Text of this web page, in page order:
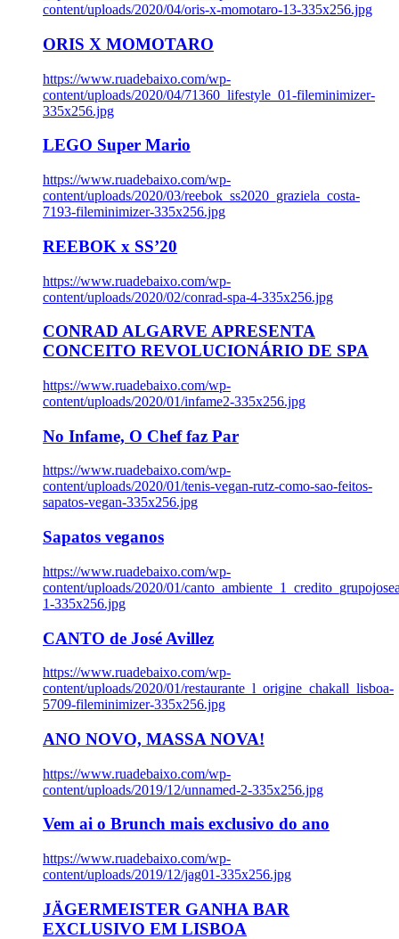
content/uploads/2020/04/oris-x-momotaro-13-335x256.jpg
ORIS X MOMOTARO
https://www.ruadebaixo.com/wp-
content/uploads/2020/04/71360_lifestyle_01-fileminimizer-
335x256.jpg
LEGO Super Mario
https://www.ruadebaixo.com/wp-
content/uploads/2020/03/reebok_ss2020_graziela_costa-
7193-fileminimizer-335x256.jpg
REEBOK x SS’20
https://www.ruadebaixo.com/wp-
content/uploads/2020/02/conrad-spa-4-335x256.jpg
CONRAD ALGARVE APRESENTA
CONCEITO REVOLUCIONÁRIO DE SPA
https://www.ruadebaixo.com/wp-
content/uploads/2020/01/infame2-335x256.jpg
No Infame, O Chef faz Par
https://www.ruadebaixo.com/wp-
content/uploads/2020/01/tenis-vegan-rutz-como-sao-feitos-
sapatos-vegan-335x256.jpg
Sapatos veganos
https://www.ruadebaixo.com/wp-
content/uploads/2020/01/
1-335x256.jpg
CANTO de José Avillez
https://www.ruadebaixo.com/wp-
content/uploads/2020/01/restaurante_l_origine_chakall_lisboa-
5709-fileminimizer-335x256.jpg
ANO NOVO, MASSA NOVA!
https://www.ruadebaixo.com/wp-
content/uploads/2019/12/unnamed-2-335x256.jpg
Vem ai o Brunch mais exclusivo do ano
https://www.ruadebaixo.com/wp-
content/uploads/2019/12/jag01-335x256.jpg
JÄGERMEISTER GANHA BAR
EXCLUSIVO EM LISBOA